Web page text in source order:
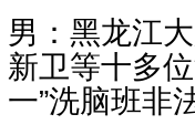
男：黑龙江
新卫等十多
一”洗脑班非